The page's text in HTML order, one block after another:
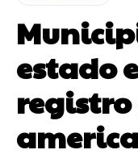
estado
registro